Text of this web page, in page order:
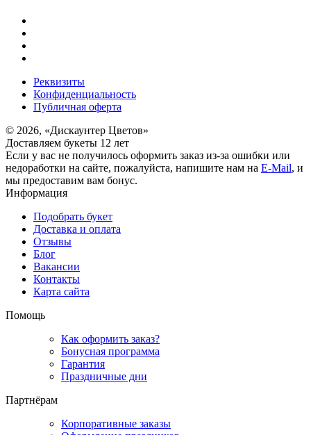
Реквизиты
Конфиденциальность
Публичная оферта
© 2026, «Дискаунтер Цветов»
Доставляем букеты 12 лет
Если у вас не получилось оформить заказ из-за ошибки или
недоработки на сайте, пожалуйста, напишите нам на E-Mail, и
мы предоставим вам бонус.
Информация
Подобрать букет
Доставка и оплата
Отзывы
Блог
Вакансии
Контакты
Карта сайта
Помощь
Как оформить заказ?
Бонусная программа
Гарантия
Праздничные дни
Партнёрам
Корпоративные заказы